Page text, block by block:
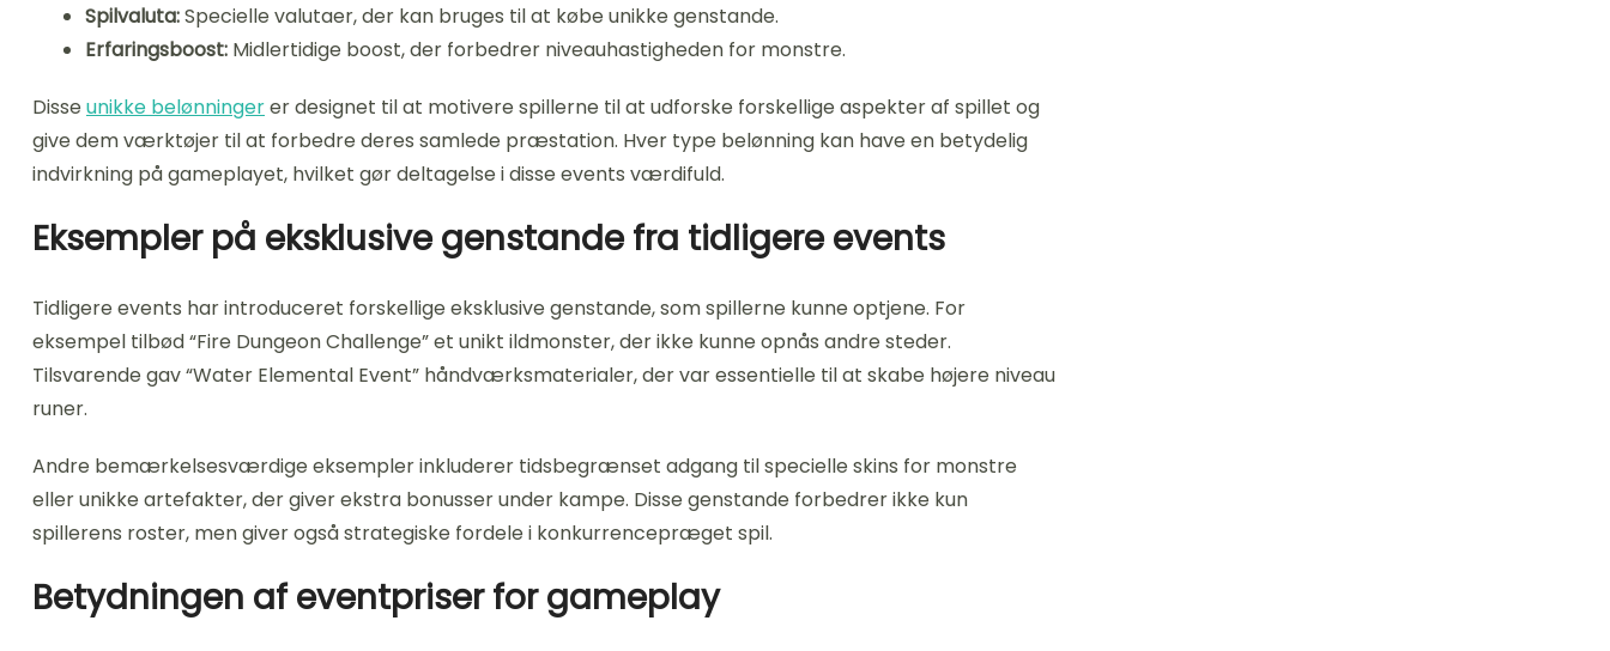
Spilvaluta:Specielle valutaer, der kan bruges til at købe unikke genstande.
Erfaringsboost: Midlertidige boost, der forbedrer niveauhastigheden for monstre.
Disse unikke belønningerer designet til at motivere spillerne til at udforske forskellige aspekter af spillet og
give dem værktøjer til at forbedre deres samlede præstation. Hver type belønning kan have en betydelig
indvirkning på gameplayet, hvilket gør deltagelse i disse events værdifuld.
Eksempler på eksklusive genstande fra tidligere events
Tidligere events har introduceret forskellige eksklusive genstande, som spillerne kunne optjene. For
eksempel tilbød “Fire Dungeon Challenge” et unikt ildmonster, der ikke kunne opnås andre steder.
Tilsvarende gav “Water Elemental Event” håndværksmaterialer, der var essentielle til at skabe højere niveau
runer.
Andre bemærkelsesværdige eksempler inkluderer tidsbegrænset adgang til specielle skins for monstre
eller unikke artefakter, der giver ekstra bonusser under kampe. Disse genstande forbedrer ikke kun
spillerens roster, men giver også strategiske fordele i konkurrencepræget spil.
Betydningen af eventpriser for gameplay